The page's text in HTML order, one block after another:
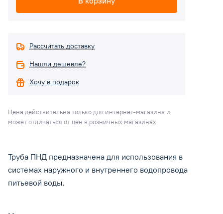
Рассчитать доставку
Нашли дешевле?
Хочу в подарок
Цена действительна только для интернет-магазина и
может отличаться от цен в розничных магазинах
Труба ПНД предназначена для использования в
системах наружного и внутреннего водопровода
питьевой воды.